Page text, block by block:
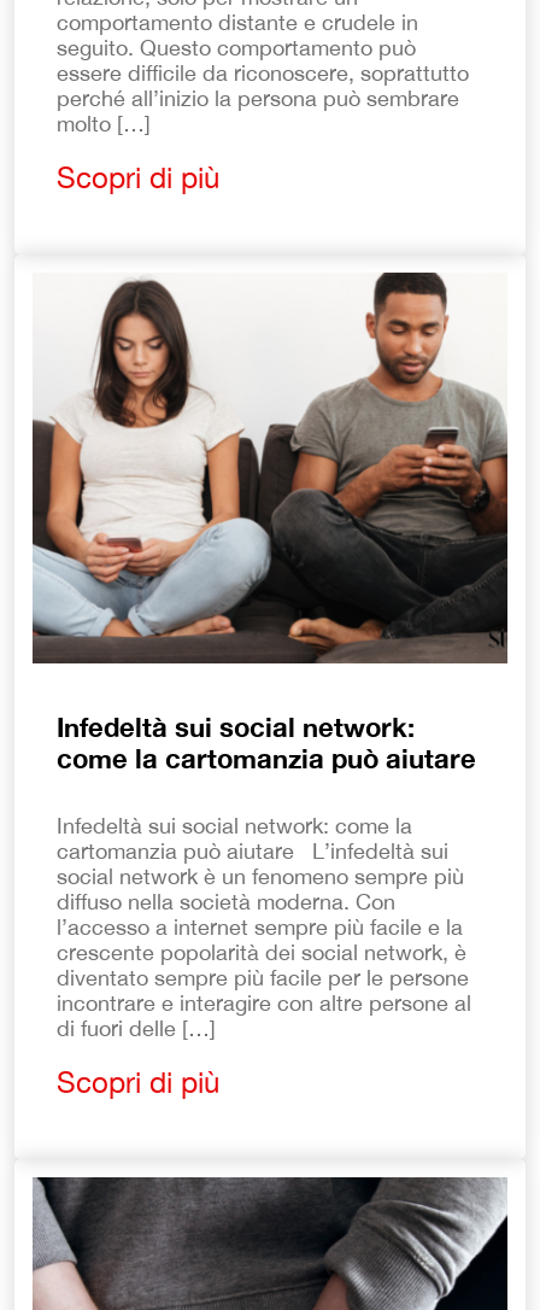
comportamento distante e crudele in
seguito. Questo comportamento può
essere difficile da riconoscere, soprattutto
perché all’inizio la persona può sembrare
molto […]
Scopri di più
Infedeltà sui social network:
come la cartomanzia può aiutare
Infedeltà sui social network: come la
cartomanzia può aiutare L’infedeltà sui
social network è un fenomeno sempre più
diffuso nella società moderna. Con
l’accesso a internet sempre più facile e la
crescente popolarità dei social network, è
diventato sempre più facile per le persone
incontrare e interagire con altre persone al
di fuori delle […]
Scopri di più